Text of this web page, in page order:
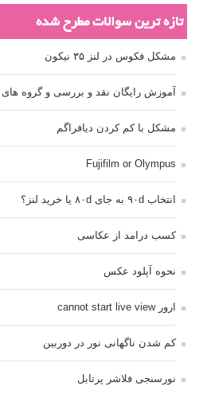
تازه ترین سوالات مطرح شده
مشکل فکوس در لنز ۳۵ نیکون
آموزش رایگان نقد و بررسی و گروه های
مشکل با کم کردن دیافراگم
Fujifilm or Olympus
انتخاب ۹۰d به جای ۸۰d یا خرید لنز؟
کسب درامد از عکاسی
نحوه آپلود عکس
ارور cannot start live view
کم شدن ناگهانی نور در دوربین
نورسنجی فلاشر پرتابل